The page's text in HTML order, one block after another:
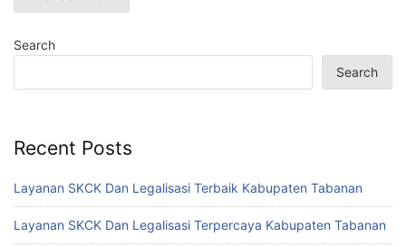
Search
Search
Recent Posts
Layanan SKCK Dan Legalisasi Terbaik Kabupaten Tabanan
Layanan SKCK Dan Legalisasi Terpercaya Kabupaten Tabanan